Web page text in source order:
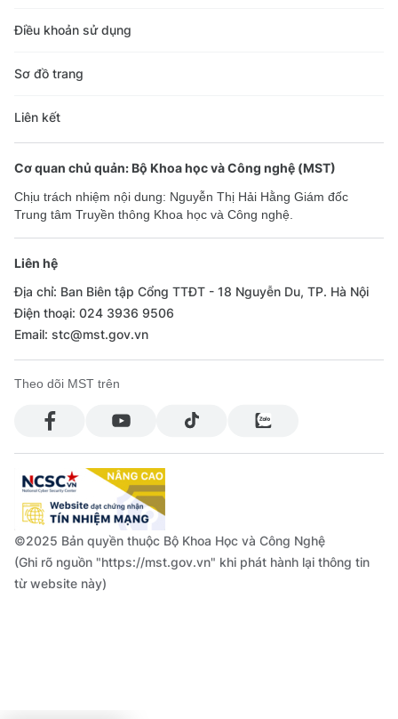
Điều khoản sử dụng
Sơ đồ trang
Liên kết
Cơ quan chủ quản: Bộ Khoa học và Công nghệ (MST)
Chịu trách nhiệm nội dung: Nguyễn Thị Hải Hằng Giám đốc
Trung tâm Truyền thông Khoa học và Công nghệ.
Liên hệ
Địa chỉ: Ban Biên tập Cổng TTĐT - 18 Nguyễn Du, TP. Hà Nội
Điện thoại: 024 3936 9506
Email: stc@mst.gov.vn
Theo dõi MST trên
©2025 Bản quyền thuộc Bộ Khoa Học và Công Nghệ
(Ghi rõ nguồn "https://mst.gov.vn" khi phát hành lại thông tin
từ website này)